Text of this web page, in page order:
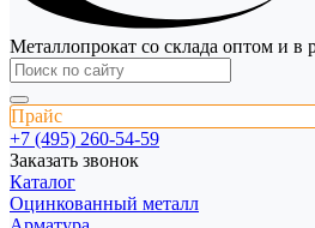
Металлопрокат со склада оптом и в
Прайс
+7 (495) 260-54-59
Заказать звонок
Каталог
Оцинкованный металл